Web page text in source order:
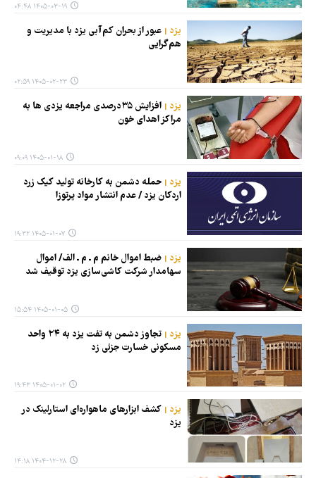
۱۴۰۵-۰۳-۱۹ ۰۴:۴۸
یزد
عبور از بحران کم‌آبی یزد با مدیریت و
هم‌گرایی
۱۴۰۵-۰۲-۲۳ ۰۲:۵۹
یزد
افزایش ۳۵درصدی مراجعه یزدی ها به
مراکز اهدای خون
۱۴۰۵-۰۱-۱۸ ۰۹:۰۹
یزد
حمله دشمن به کارخانه تولید کیک زرد
اردکان یزد / عدم انتشار مواد پرتوزا
۱۴۰۵-۰۱-۰۷ ۱۹:۳۲
یزد
ضبط اموال خانم م ـ م ـ الف/ اموال
سهامدار شرکت کاشی‌سازی‌ یزد توقیف شد
۱۴۰۵-۰۱-۰۵ ۱۵:۵۴
یزد
تجاوز دشمن به تفت یزد به ۲۴ واحد
مسکونی خسارت جزئی زد
۱۴۰۵-۰۱-۰۲ ۱۹:۴۳
یزد
کشف ابزارهای ماهواره‌ای استارلینک در
یزد
۱۴۰۴-۱۲-۲۸ ۱۴:۱۸